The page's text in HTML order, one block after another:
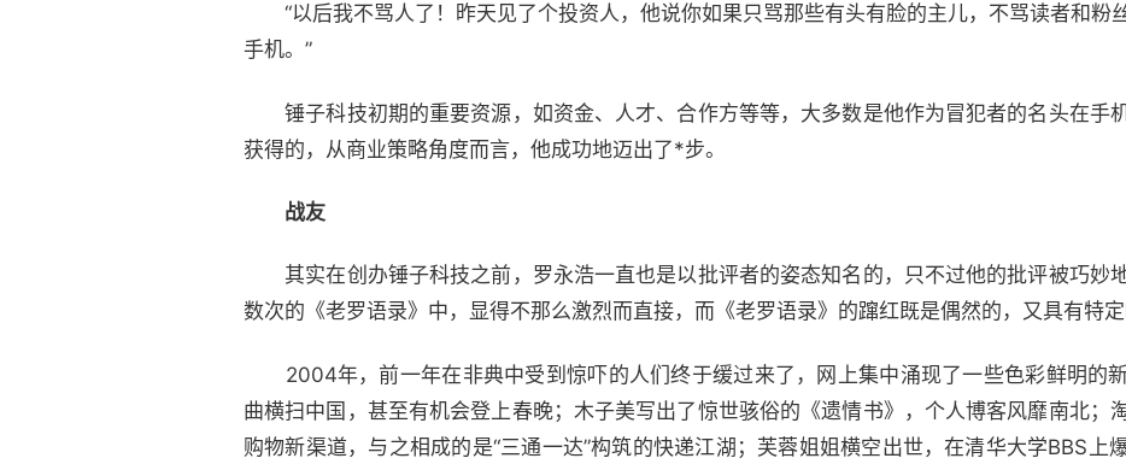
“以后我不骂人了！昨天见了个投资人，他说你如果只骂那些有头有脸的主儿，不骂读者和粉
手机。”
锤子科技初期的重要资源，如资金、人才、合作方等等，大多数是他作为冒犯者的名头在手
获得的，从商业策略角度而言，他成功地迈出了*步。
战友
其实在创办锤子科技之前，罗永浩一直也是以批评者的姿态知名的，只不过他的批评被巧妙
数次的《老罗语录》中，显得不那么激烈而直接，而《老罗语录》的蹿红既是偶然的，又具有特定
2004年，前一年在非典中受到惊吓的人们终于缓过来了，网上集中涌现了一些色彩鲜明的
曲横扫中国，甚至有机会登上春晚；木子美写出了惊世骇俗的《遗情书》，个人博客风靡南北；
购物新渠道，与之相成的是“三通一达”构筑的快递江湖；芙蓉姐姐横空出世，在清华大学BBS上